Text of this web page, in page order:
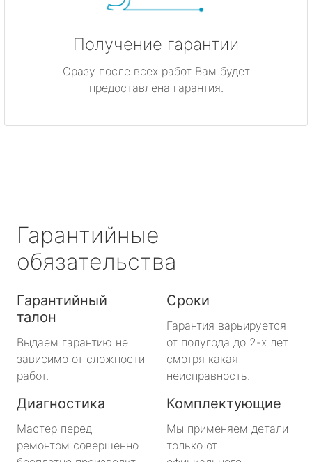
Получение гарантии
Сразу после всех работ Вам будет
предоставлена гарантия.
Гарантийные
обязательства
Гарантийный
талон
Выдаем гарантию не
зависимо от сложности
работ.
Сроки
Гарантия варьируется
от полугода до 2-х лет
смотря какая
неисправность.
Диагностика
Мастер перед
ремонтом совершенно
Комплектующие
Мы применяем детали
только от